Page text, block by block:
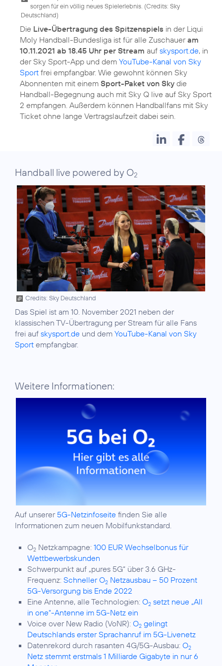
sorgen für ein völlig neues Spielerlebnis. (Credits: Sky
Deutschland)
Die Live-Übertragung des Spitzenspiels in der Liqui
Moly Handball-Bundesliga ist für alle Zuschaueram
10.11.2021 ab 18.45 Uhr per Stream auf skysport.de, in
der Sky Sport-App und dem YouTube-Kanal von Sky
Sport frei empfangbar. Wie gewohnt können Sky
Abonnenten mit einem Sport-Paket von Sky die
Handball-Begegnung auch mit Sky Q live auf Sky Sport
2 empfangen. Außerdem können Handballfans mit Sky
Ticket ohne lange Vertragslaufzeit dabei sein.
Handball live powered by O2
Credits: Sky Deutschland
Das Spiel ist am 10. November 2021 neben der
klassischen TV-Übertragung per Stream für alle Fans
frei auf skysport.de und dem YouTube-Kanal von Sky
Sport empfangbar.
Weitere Informationen:
Auf unserer 5G-Netzinfoseite finden Sie alle
Informationen zum neuen Mobilfunkstandard.
O2 Netzkampagne: 100 EUR Wechselbonus für
Wettbewerbskunden
Schwerpunkt auf „pures 5G“ über 3.6 GHz-
Frequenz: Schneller O2 Netzausbau – 50 Prozent
5G-Versorgung bis Ende 2022
Eine Antenne, alle Technologien: O2 setzt neue „All
in one“-Antenne im 5G-Netz ein
Voice over New Radio (VoNR): O2 gelingt
Deutschlands erster Sprachanruf im 5G-Livenetz
Datenrekord durch rasanten 4G/5G-Ausbau: O2
Netz stemmt erstmals 1 Milliarde Gigabyte in nur 6